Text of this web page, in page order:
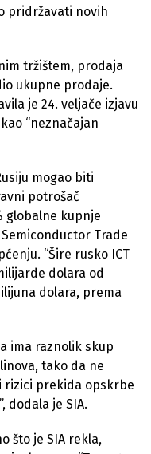
pridržavati novih
tržištem, prodaja
ukupne prodaje.
je 24. veljače izjavu
“neznačajan
mogao biti
potrošač
globalne kupnje
Trade
“Šire rusko ICT
dolara od
dolara, prema
ima raznolik skup
tako da ne
rizici prekida opskrbe
dodala je SIA.
što je SIA rekla,